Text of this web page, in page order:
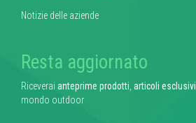
Notizie delle aziende
Resta aggiornato
Riceverai anteprime prodotti, articoli esclusivi
mondo outdoor